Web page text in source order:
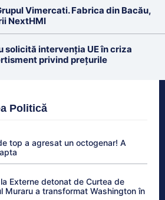
Vimercati. Fabrica din Bacău,
NextHMI
solicită intervenția UE în criza
privind prețurile
Politică
top a agresat un octogenar! A
Externe detonat de Curtea de
Muraru a transformat Washington în